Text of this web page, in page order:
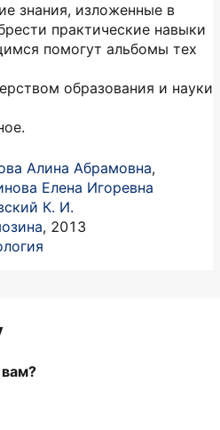
знания, изложенные в
практические навыки
помогут альбомы тех
образования и науки
Алина Абрамовна,
Елена Игоревна
К. И.
, 2013